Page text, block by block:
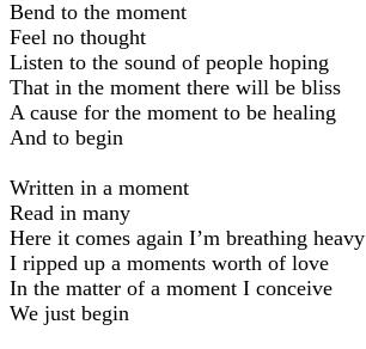
Bend to the moment
Feel no thought
Listen to the sound of people hoping
That in the moment there will be bliss
A cause for the moment to be healing
And to begin
Written in a moment
Read in many
Here it comes again I’m breathing heavy
I ripped up a moments worth of love
In the matter of a moment I conceive
We just begin